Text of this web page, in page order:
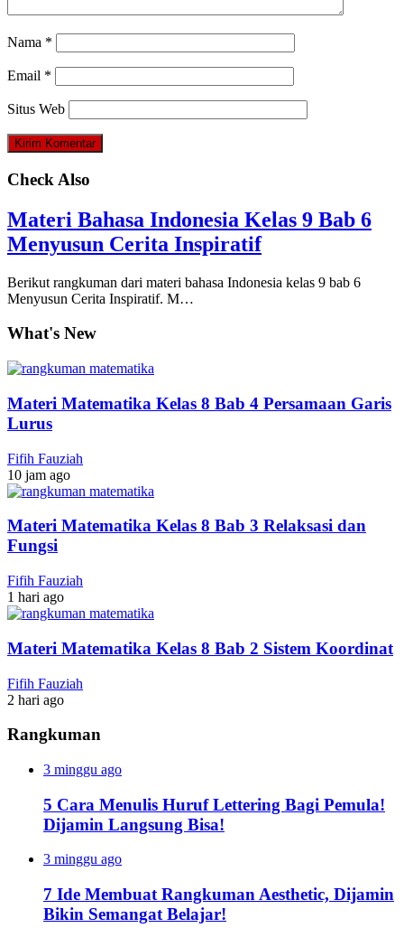
Nama *
Email *
Situs Web
Check Also
Materi Bahasa Indonesia Kelas 9 Bab 6
Menyusun Cerita Inspiratif
Berikut rangkuman dari materi bahasa Indonesia kelas 9 bab 6
Menyusun Cerita Inspiratif. M…
What's New
Materi Matematika Kelas 8 Bab 4 Persamaan Garis
Lurus
Fifih Fauziah
10 jam ago
Materi Matematika Kelas 8 Bab 3 Relaksasi dan
Fungsi
Fifih Fauziah
1 hari ago
Materi Matematika Kelas 8 Bab 2 Sistem Koordinat
Fifih Fauziah
2 hari ago
Rangkuman
3 minggu ago
5 Cara Menulis Huruf Lettering Bagi Pemula!
Dijamin Langsung Bisa!
3 minggu ago
7 Ide Membuat Rangkuman Aesthetic, Dijamin
Bikin Semangat Belajar!